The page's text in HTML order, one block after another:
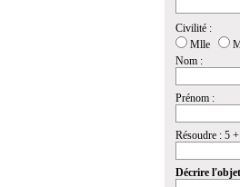
Civilité :
Mlle
Nom :
Prénom :
Résoudre : 5
Décrire